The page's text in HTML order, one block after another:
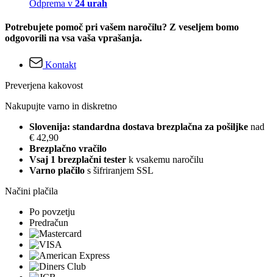
Odprema v 24 urah
Potrebujete pomoč pri vašem naročilu? Z veseljem bomo
odgovorili na vsa vaša vprašanja.
Kontakt
Preverjena kakovost
Nakupujte varno in diskretno
Slovenija: standardna dostava brezplačna za pošiljke nad
€ 42,90
Brezplačno vračilo
Vsaj 1 brezplačni tester k vsakemu naročilu
Varno plačilo s šifriranjem SSL
Načini plačila
Po povzetju
Predračun